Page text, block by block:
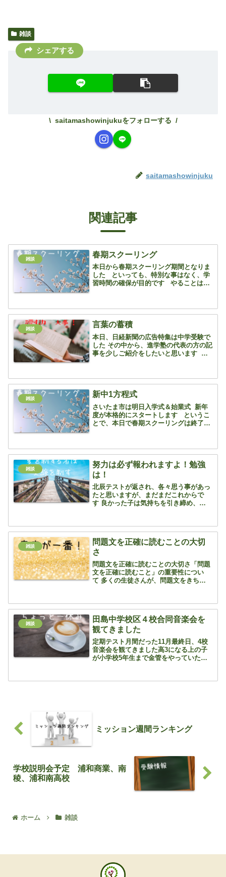
雑談
シェアする
saitamashowinjukuをフォローする
saitamashowinjuku
関連記事
雑談 春期スクーリング
本日から春期スクーリング期間となりま
した といっても、特別な事はなく、学
習時間の確保が目的です やることは、
コツと・・・ 午前中は新中学1年生の
子が...
雑談 言葉の蓄積
本日、日経新聞の広告特集は中学受験で
した その中から、進学塾の代表の方の記
事を少しご紹介をしたいと思います 記
方の記事がありましたが、みなさん低学
年から！ エルカミ...
雑談 新中1方程式
さいたま市は明日入学式＆始業式 新年
度が本格的にスタートします というこ
とで、本日で春期スクーリングは終了で
標だった「数学は方程式まで」を達成す
ることがで...
雑談
努力は必ず報われますよ！勉強
は！
北辰テストが返され、各々思う事があっ
たと思いますが、まだまだこれからで
す 良かった子は気持ちを引き締め、やっ
い部分を修正するための夏休みにしてく
雑談
問題文を正確に読むことの大切
さ
問題文を正確に読むことの大切さ「問題
文を正確に読むこと」の重要性につい
て 多くの生徒さんが、問題文をきちんと
ことがあります 問題文に印をつける問
雑談
田島中学校区４校合同音楽会を
観てきました
定期テスト月間だった11月最終日、4校
音楽会を観てきました高3になる上の子
が小学校5年生まで金管をやっていたの
た それぞれの小学校の特徴もあり、かわ
ミッション週間ランキング
学校説明会予定 浦和商業、南
稜、浦和南高校
ホーム 雑談